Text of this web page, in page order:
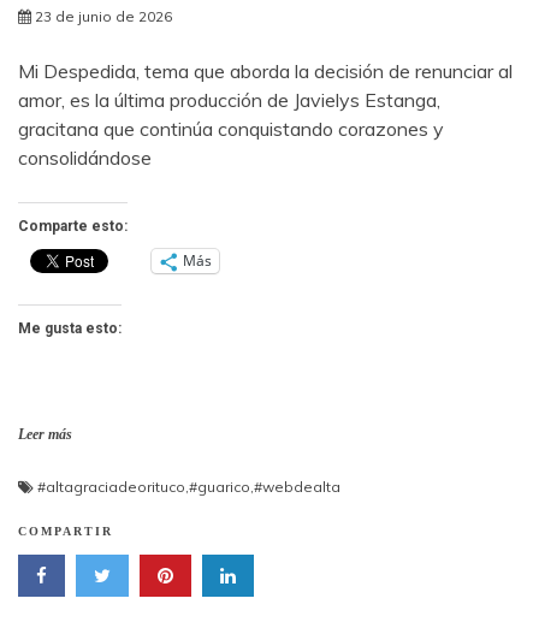
23 de junio de 2026
Mi Despedida, tema que aborda la decisión de renunciar al
amor, es la última producción de Javielys Estanga,
gracitana que continúa conquistando corazones y
consolidándose
Comparte esto:
Más
Me gusta esto:
Leer más
#altagraciadeorituco #guarico #webdealta
COMPARTIR